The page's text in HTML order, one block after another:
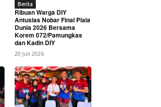
Berita
Ribuan Warga DIY
Antusias Nobar Final Piala
Dunia 2026 Bersama
Korem 072/Pamungkas
dan Kadin DIY
20 Juli 2026